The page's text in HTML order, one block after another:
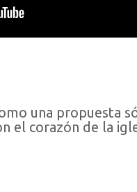
una propuesta
el corazón de la